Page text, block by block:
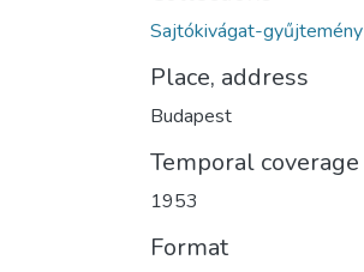
Sajtókivágat-gyűjtemény
Place, address
Budapest
Temporal coverage
1953
Format